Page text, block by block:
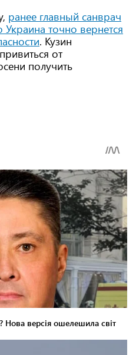
ранее главный санврач
Украина точно вернется
. Кузин
от
получить